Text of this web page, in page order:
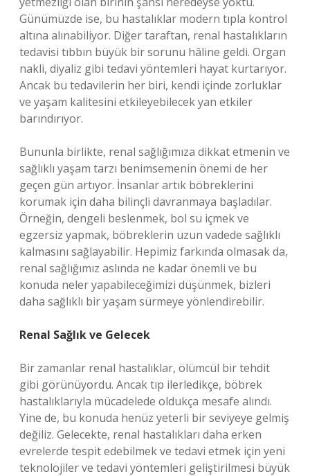
Günümüzde ise, bu hastalıklar modern tıpla kontrol
altına alınabiliyor. Diğer taraftan, renal hastalıkların
tedavisi tıbbın büyük bir sorunu hâline geldi. Organ
nakli, diyaliz gibi tedavi yöntemleri hayat kurtarıyor.
Ancak bu tedavilerin her biri, kendi içinde zorluklar
ve yaşam kalitesini etkileyebilecek yan etkiler
barındırıyor.
Bununla birlikte, renal sağlığımıza dikkat etmenin ve
sağlıklı yaşam tarzı benimsemenin önemi de her
geçen gün artıyor. İnsanlar artık böbreklerini
korumak için daha bilinçli davranmaya başladılar.
Örneğin, dengeli beslenmek, bol su içmek ve
egzersiz yapmak, böbreklerin uzun vadede sağlıklı
kalmasını sağlayabilir. Hepimiz farkında olmasak da,
renal sağlığımız aslında ne kadar önemli ve bu
konuda neler yapabileceğimizi düşünmek, bizleri
daha sağlıklı bir yaşam sürmeye yönlendirebilir.
Renal Sağlık ve Gelecek
Bir zamanlar renal hastalıklar, ölümcül bir tehdit
gibi görünüyordu. Ancak tıp ilerledikçe, böbrek
hastalıklarıyla mücadelede oldukça mesafe alındı.
Yine de, bu konuda henüz yeterli bir seviyeye gelmiş
değiliz. Gelecekte, renal hastalıkları daha erken
evrelerde tespit edebilmek ve tedavi etmek için yeni
teknolojiler ve tedavi yöntemleri geliştirilmesi büyük